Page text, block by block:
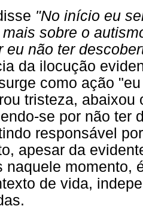
"No início eu
sobre o
eu não ter
da ilocução
como ação
tristeza, abaixou
se por não ter
responsável
apesar da
naquele momento,
de vida,